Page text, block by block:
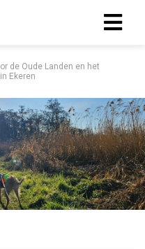
de Oude Landen en het
Ekeren